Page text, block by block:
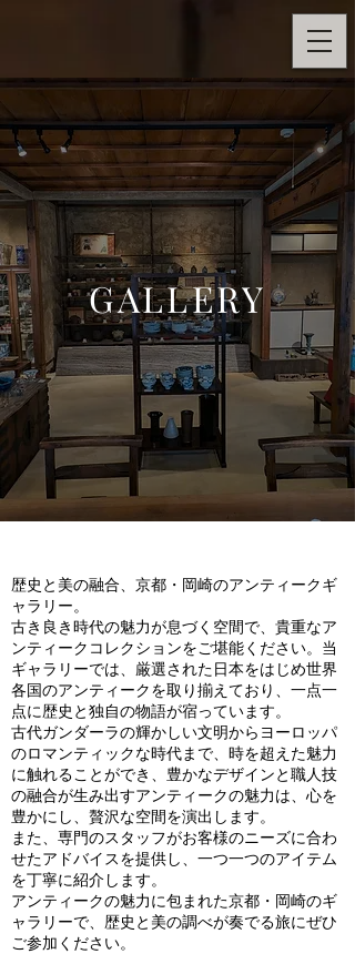
GALLERY
歴史と美の融合、京都・岡崎のアンティークギ
ャラリー。
古き良き時代の魅力が息づく空間で、貴重なア
ンティークコレクションをご堪能ください。当
ギャラリーでは、厳選された日本をはじめ世界
各国のアンティークを取り揃えており、一点一
点に歴史と独自の物語が宿っています。
古代ガンダーラの輝かしい文明からヨーロッパ
のロマンティックな時代まで、時を超えた魅力
に触れることができ、豊かなデザインと職人技
の融合が生み出すアンティークの魅力は、心を
豊かにし、贅沢な空間を演出します。
また、専門のスタッフがお客様のニーズに合わ
せたアドバイスを提供し、一つ一つのアイテム
を丁寧に紹介します。
アンティークの魅力に包まれた京都・岡崎のギ
ャラリーで、歴史と美の調べが奏でる旅にぜひ
ご参加ください。